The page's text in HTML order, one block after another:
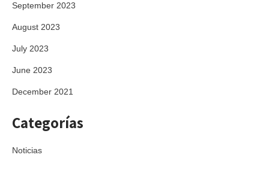
September 2023
August 2023
July 2023
June 2023
December 2021
Categorías
Noticias